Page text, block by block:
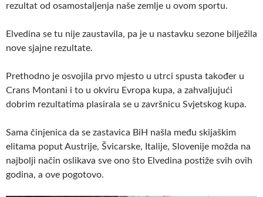
rezultat od osamostaljenja naše zemlje u ovom sportu.
Elvedina se tu nije zaustavila, pa je u nastavku sezone bilježila
nove sjajne rezultate.
Prethodno je osvojila prvo mjesto u utrci spusta također u
Crans Montani i to u okviru Evropa kupa, a zahvaljujući
dobrim rezultatima plasirala se u završnicu Svjetskog kupa.
Sama činjenica da se zastavica BiH našla među skijaškim
elitama poput Austrije, Švicarske, Italije, Slovenije možda na
najbolji način oslikava sve ono što Elvedina postiže svih ovih
godina, a ove pogotovo.